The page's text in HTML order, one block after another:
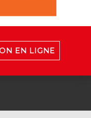
EN LIGNE